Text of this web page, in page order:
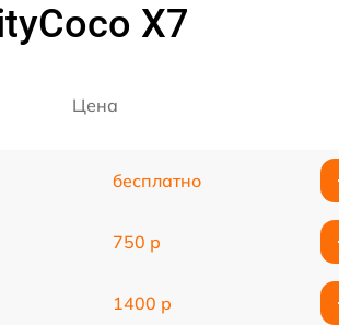
X7
Цена
бесплатно
750 р
1400 р